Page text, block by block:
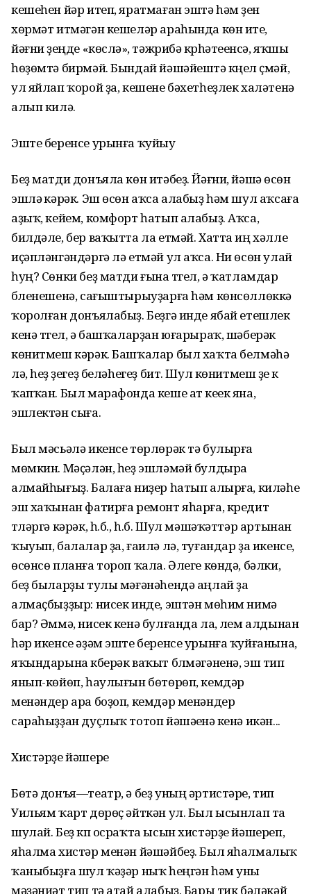
кешеһен йәр итеп, яратмаған эштә һәм үҙен
хөрмәт итмәгән кешеләр араһында көн итеү,
йәғни үҙеңде «көсләү», тәжрибә күрһәтеүенсә, яҡшы
һөҙөмтә бирмәй. Бындай йәшәйештә күңел үҫмәй,
ул яйлап ҡорой ҙа, кешене бәхетһеҙлек халәтенә
алып килә.
Эште беренсе урынға ҡуйыу
Беҙ матди донъяла көн итәбеҙ. Йәғни, йәшәү өсөн
эшләү кәрәк. Эш өсөн аҡса алабыҙ һәм шул аҡсаға
аҙыҡ, кейем, комфорт һатып алабыҙ. Аҡса,
билдәле, бер ваҡытта ла етмәй. Хатта иң хәлле
иҫәпләнгәндәргә лә етмәй ул аҡса. Ни өсөн улай
һуң? Сөнки беҙ матди ғына түгел, ә ҡатламдар
бүленешенә, сағыштырыуҙарға һәм көнсөллөккә
ҡоролған донъялабыҙ. Беҙгә инде ябай етешлек
кенә түгел, ә башҡаларҙан юғарыраҡ, шәберәк
көнитмеш кәрәк. Башҡалар был хаҡта белмәһә
лә, һеҙ үҙегеҙ беләһегеҙ бит. Шул көнитмеш үҙе үк
ҡапҡан. Был марафонда кеше ат кеүек яна,
эшлектән сыға.
Был мәсьәлә икенсе төрлөрәк тә булырға
мөмкин. Мәҫәлән, һеҙ эшләмәй булдыра
алмайһығыҙ. Балаға ниҙер һатып алырға, киләһе
эш хаҡынан фатирға ремонт яһарға, кредит
түләргә кәрәк, һ.б., һ.б. Шул мәшәҡәттәр артынан
ҡыуып, балалар ҙа, ғаилә лә, туғандар ҙа икенсе,
өсөнсө планға тороп ҡала. Әлеге көндә, бәлки,
беҙ быларҙы тулы мәғәнәһендә аңлай ҙа
алмаҫбыҙҙыр: нисек инде, эштән мөһим нимә
бар? Әммә, нисек кенә булғанда ла, үлем алдынан
һәр икенсе әҙәм эште беренсе урынға ҡуйғанына,
яҡындарына күберәк ваҡыт бүлмәгәненә, эш тип
янып-көйөп, һаулығын бөтөрөп, кемдәр
менәндер ара боҙоп, кемдәр менәндер
сараһыҙҙан дуҫлыҡ тотоп йәшәүенә үкенә икән...
Хистәрҙе йәшереү
Бөтә донъя—театр, ә беҙ уның әртистәре, тип
Уильям ҡарт дөрөҫ әйткән ул. Был ысынлап та
шулай. Беҙ күп осраҡта ысын хистәрҙе йәшереп,
яһалма хистәр менән йәшәйбеҙ. Был яһалмалыҡ
ҡаныбыҙға шул ҡәҙәр ныҡ һеңгән һәм уны
мәҙәниәт тип тә атай алабыҙ. Бары тик бәләкәй